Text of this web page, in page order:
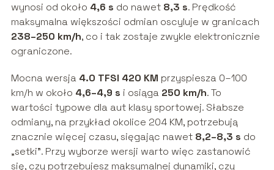
wynosi od około 4,6 s do nawet 8,3 s. Prędkość
maksymalna większości odmian oscyluje w granicach
238–250 km/h, co i tak zostaje zwykle elektronicznie
ograniczone.
Mocna wersja 4.0 TFSI 420 KM przyspiesza 0–100
km/h w około 4,6–4,9 s i osiąga 250 km/h. To
wartości typowe dla aut klasy sportowej. Słabsze
odmiany, na przykład okolice 204 KM, potrzebują
znacznie więcej czasu, sięgając nawet 8,2–8,3 s do
„setki”. Przy wyborze wersji warto więc zastanowić
się, czy potrzebujesz maksymalnej dynamiki, czy